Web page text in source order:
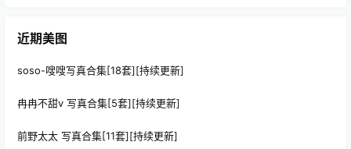
近期美图
soso-嗖嗖写真合集[18套][持续更新]
冉冉不甜v 写真合集[5套][持续更新]
前野太太 写真合集[11套][持续更新]